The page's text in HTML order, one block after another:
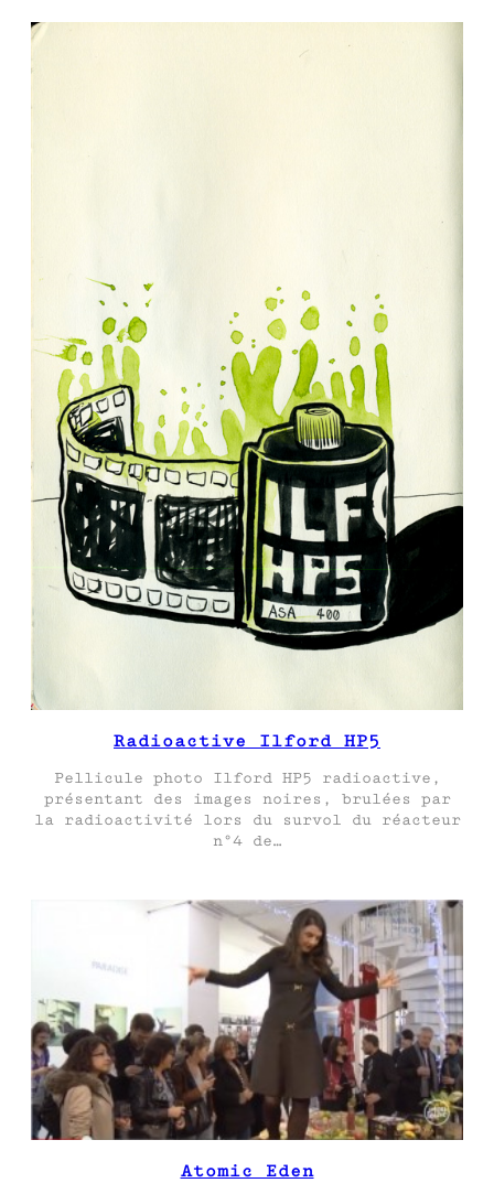
Radioactive Ilford HP5
Pellicule photo Ilford HP5 radioactive,
présentant des images noires, brulées par
la radioactivité lors du survol du réacteur
n°4 de…
Atomic Eden